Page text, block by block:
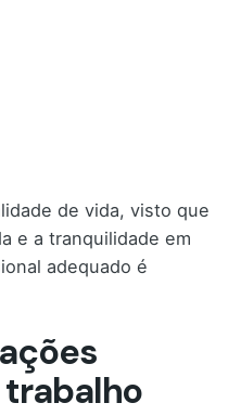
de vida, visto que
e a tranquilidade em
adequado é
trabalho